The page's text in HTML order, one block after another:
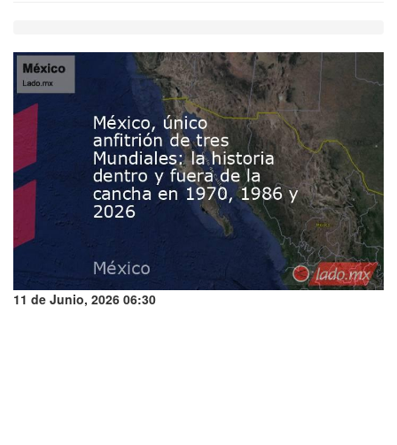
11 de Junio, 2026 06:30